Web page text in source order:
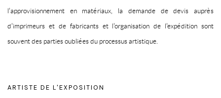
l'approvisionnement en matériaux, la demande de devis auprès
d'imprimeurs et de fabricants et l'organisation de l'expédition sont
souvent des parties oubliées du processus artistique.
ARTISTE DE L'EXPOSITION